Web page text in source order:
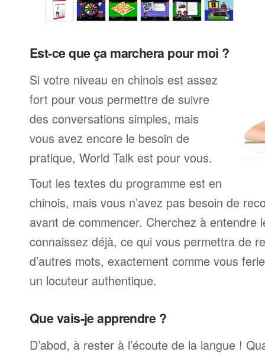
Est-ce que ça marchera pour moi ?
Si votre niveau en chinois est assez
fort pour vous permettre de suivre
des conversations simples, mais
vous avez encore le besoin de
pratique, World Talk est pour vous.
Tout les textes du programme est en
chinois, mais vous n’avez pas besoin de
avant de commencer. Cherchez à entendre
connaissez déjà, ce qui vous permettra de
d’autres mots, exactement comme vous
un locuteur authentique.
Que vais-je apprendre ?
D’abod, à rester à l’écoute de la langue !